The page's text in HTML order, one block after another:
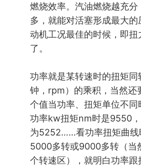
燃烧效率。汽油燃烧越充
多，就能对活塞形成最大
动机工况最佳的时候，即
了。
功率就是某转速时的扭矩
钟，rpm）的乘积，当然还
个值当功率、扭矩单位不
功率kw扭矩nm时是9550
为5252……看功率扭矩曲线
5000多转或9000多转（当
个转速区），就明白功率